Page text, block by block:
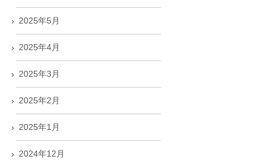
2025年5月
2025年4月
2025年3月
2025年2月
2025年1月
2024年12月